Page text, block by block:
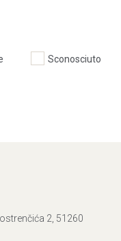
Sconosciuto
2, 51260